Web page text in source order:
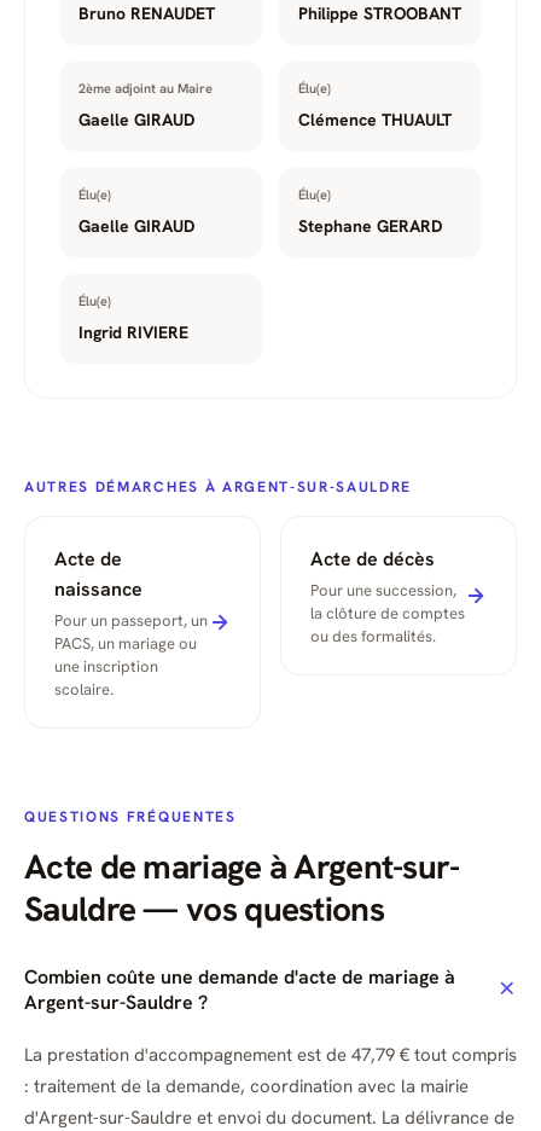
Bruno RENAUDET Philippe STROOBANT
2ème adjoint au Maire
Gaelle GIRAUD
Élu(e)
Clémence THUAULT
Élu(e)
Gaelle GIRAUD
Élu(e)
Stephane GERARD
Élu(e)
Ingrid RIVIERE
AUTRES DÉMARCHES À ARGENT-SUR-SAULDRE
Acte de
naissance
Pour un passeport, un
PACS, un mariage ou
une inscription
scolaire.
Acte de décès
Pour une succession,
la clôture de comptes
ou des formalités.
QUESTIONS FRÉQUENTES
Acte de mariage à Argent-sur-
Sauldre — vos questions
Combien coûte une demande d'acte de mariage à
Argent-sur-Sauldre ?
La prestation d'accompagnement est de 47,79 € tout compris
: traitement de la demande, coordination avec la mairie
d'Argent-sur-Sauldre et envoi du document. La délivrance de